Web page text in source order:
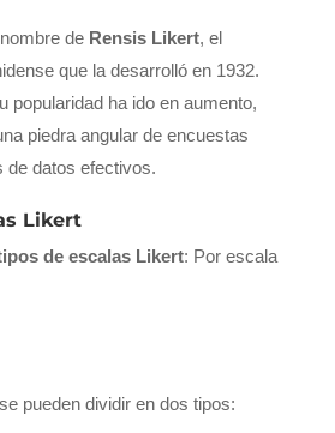
de Rensis Likert, el
que la desarrolló en 1932.
popularidad ha ido en aumento,
piedra angular de encuestas
de datos efectivos.
Likert
de escalas Likert: Por escala
pueden dividir en dos tipos: